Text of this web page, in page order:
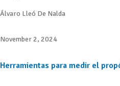
Álvaro Lleó De Nalda
November 2, 2024
Herramientas para medir el